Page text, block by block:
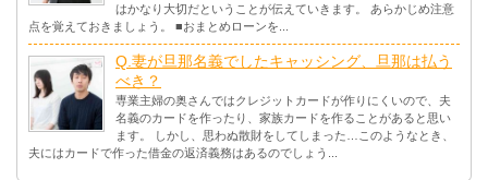
はかなり大切だということが伝えていきます。 あらかじめ注意
点を覚えておきましょう。 ■おまとめローンを...
Q.妻が旦那名義でしたキャッシング、旦那は払う
べき？
専業主婦の奥さんではクレジットカードが作りにくいので、夫
名義のカードを作ったり、家族カードを作ることがあると思い
ます。 しかし、思わぬ散財をしてしまった…このようなとき、
夫にはカードで作った借金の返済義務はあるのでしょう...